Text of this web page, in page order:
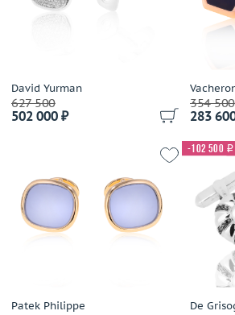
David Yurman
627 500
502 000 ₽
354 500
283
Patek Philippe De
-102 500 i